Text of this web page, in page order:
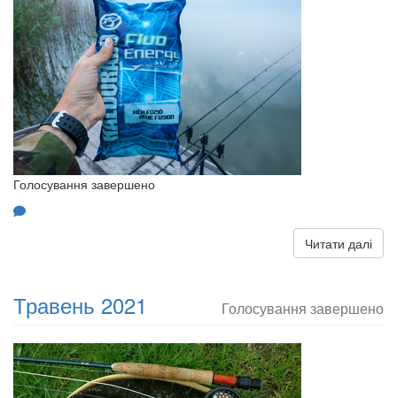
Голосування завершено
Читати далі
Травень 2021 Голосування завершено